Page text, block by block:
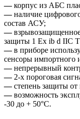
—корпус из АБС
—наличие
состав АСУ;
—взрывозащищенное
защиты 1 Ex ib d IIС
—в приборе
сенсоры импортного
—непрерывный
—2-х пороговая
—степень защиты
—возможность
-30 до + 50°C.